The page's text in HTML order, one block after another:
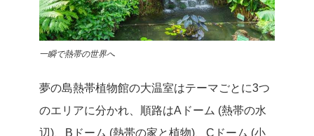
一瞬で熱帯の世界へ
夢の島熱帯植物館の大温室はテーマごとに3つ
のエリアに分かれ、順路はAドーム (熱帯の水
辺)、Bドーム (熱帯の家と植物)、Cドーム (小